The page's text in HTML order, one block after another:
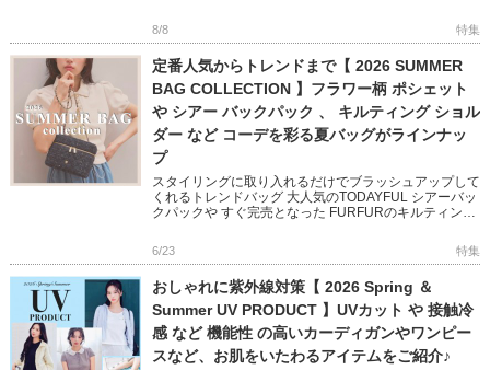
8/8 特集
定番人気からトレンドまで【 2026 SUMMER
BAG COLLECTION 】フラワー柄 ポシェット
や シアー バックパック 、 キルティング ショル
ダー など コーデを彩る夏バッグがラインナッ
プ
スタイリングに取り入れるだけでブラッシュアップして
くれるトレンドバッグ 大人気のTODAYFUL シアーバッ
クパックや すぐ完売となった FURFURのキルティング
6/23 特集
おしゃれに紫外線対策【 2026 Spring ＆
Summer UV PRODUCT 】UVカット や 接触冷
感 など 機能性 の高いカーディガンやワンピー
スなど、お肌をいたわるアイテムをご紹介♪